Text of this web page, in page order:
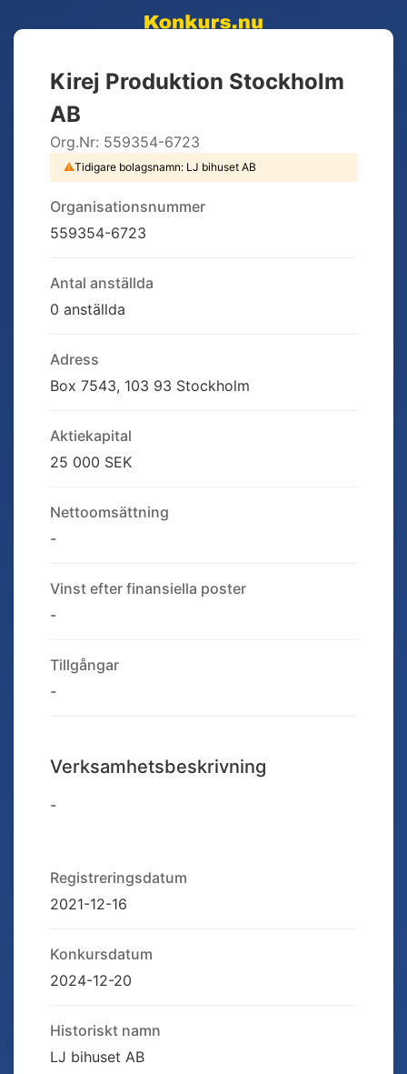
Kirej Produktion Stockholm
AB
Org.Nr: 559354-6723
⚠Tidigare bolagsnamn: LJ bihuset AB
Organisationsnummer
559354-6723
Antal anställda
0 anställda
Adress
Box 7543, 103 93 Stockholm
Aktiekapital
25 000 SEK
Nettoomsättning
-
Vinst efter finansiella poster
-
Tillgångar
-
Verksamhetsbeskrivning
-
Registreringsdatum
2021-12-16
Konkursdatum
2024-12-20
Historiskt namn
LJ bihuset AB